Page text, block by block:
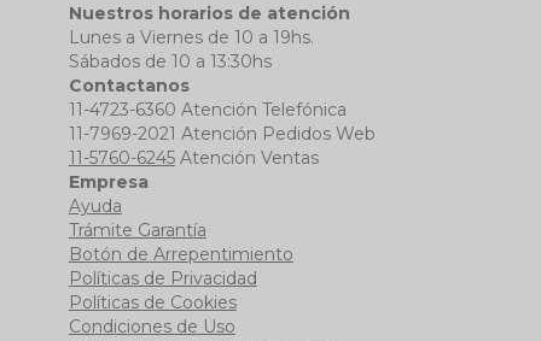
Nuestros horarios de atención
Lunes a Viernes de 10 a 19hs.
Sábados de 10 a 13:30hs
Contactanos
11-4723-6360 Atención Telefónica
11-7969-2021 Atención Pedidos Web
11-5760-6245Atención Ventas
Empresa
Ayuda
Trámite Garantía
Botón de Arrepentimiento
Políticas de Privacidad
Políticas de Cookies
Condiciones de Uso